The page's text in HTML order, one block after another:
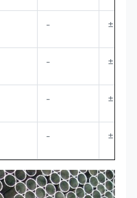
- ±
- ±
- ±
- ±